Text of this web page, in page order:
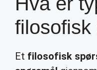
Et filosofisk